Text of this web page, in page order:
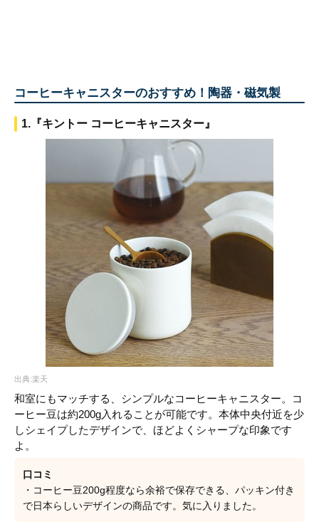
コーヒーキャニスターのおすすめ！陶器・磁気製
1.『キントー コーヒーキャニスター』
出典:楽天
和室にもマッチする、シンプルなコーヒーキャニスター。コ
ーヒー豆は約200g入れることが可能です。本体中央付近を少
しシェイプしたデザインで、ほどよくシャープな印象です
よ。
口コミ
・コーヒー豆200g程度なら余裕で保存できる、パッキン付き
で日本らしいデザインの商品です。気に入りました。